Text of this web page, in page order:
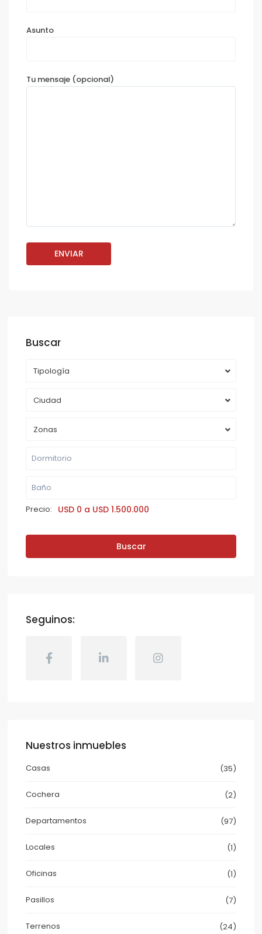
Asunto
Tu mensaje (opcional)
Buscar
Tipología
Ciudad
Zonas
Precio: USD 0 a USD 1.500.000
Buscar
Seguinos:
Nuestros inmuebles
Casas (35)
Cochera (2)
Departamentos (97)
Locales (1)
Oficinas (1)
Pasillos (7)
Terrenos (24)